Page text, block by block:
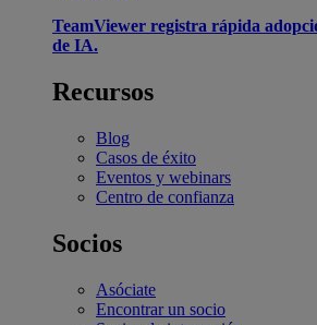
TeamViewer registra rápida
de IA.
Recursos
Blog
Casos de éxito
Eventos y webinars
Centro de confianza
Socios
Asóciate
Encontrar un socio